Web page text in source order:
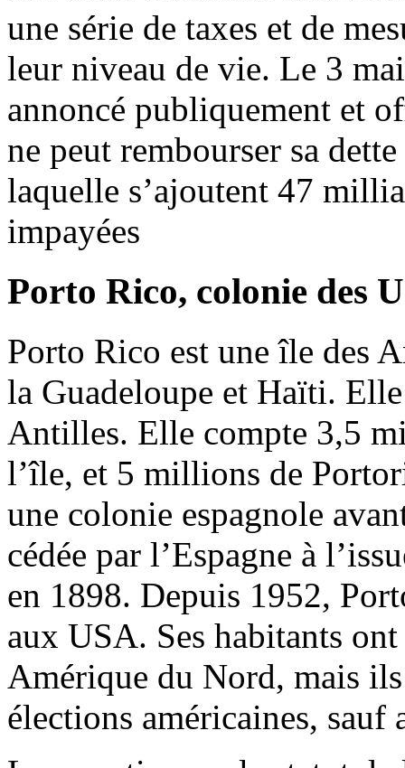
une série de taxes et de
leur niveau de vie. Le 3
annoncé publiquement et
ne peut rembourser sa
laquelle s’ajoutent 47
impayées
Porto Rico, colonie des
Porto Rico est une île des
la Guadeloupe et Haïti.
Antilles. Elle compte 3,5
l’île, et 5 millions de
une colonie espagnole
cédée par l’Espagne à
en 1898. Depuis 1952,
aux USA. Ses habitants
Amérique du Nord, mais
élections américaines, sauf